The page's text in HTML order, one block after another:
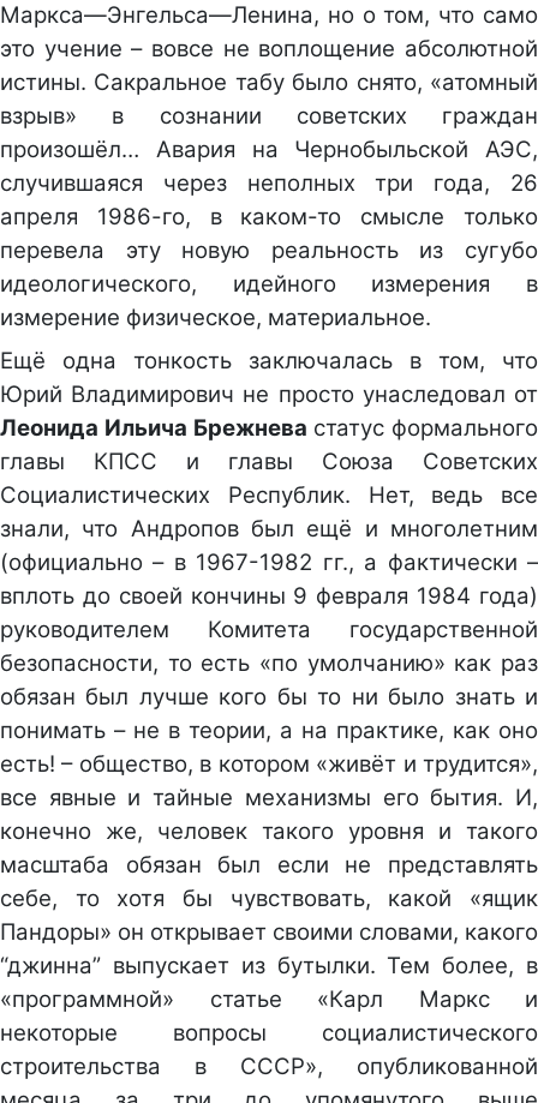
Маркса—Энгельса—Ленина, но о том, что само
это учение – вовсе не воплощение абсолютной
истины. Сакральное табу было снято, «атомный
взрыв» в сознании советских граждан
произошёл… Авария на Чернобыльской АЭС,
случившаяся через неполных три года, 26
апреля 1986-го, в каком-то смысле только
перевела эту новую реальность из сугубо
идеологического, идейного измерения в
измерение физическое, материальное.
Ещё одна тонкость заключалась в том, что
Юрий Владимирович не просто унаследовал от
Леонида Ильича Брежнева статус формального
главы КПСС и главы Союза Советских
Социалистических Республик. Нет, ведь все
знали, что Андропов был ещё и многолетним
(официально – в 1967-1982 гг., а фактически –
вплоть до своей кончины 9 февраля 1984 года)
руководителем Комитета государственной
безопасности, то есть «по умолчанию» как раз
обязан был лучше кого бы то ни было знать и
понимать – не в теории, а на практике, как оно
есть! – общество, в котором «живёт и трудится»,
все явные и тайные механизмы его бытия. И,
конечно же, человек такого уровня и такого
масштаба обязан был если не представлять
себе, то хотя бы чувствовать, какой «ящик
Пандоры» он открывает своими словами, какого
“джинна” выпускает из бутылки. Тем более, в
«программной» статье «Карл Маркс и
некоторые вопросы социалистического
строительства в СССР», опубликованной